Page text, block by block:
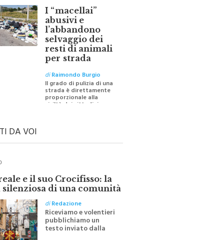
I “macellai”
abusivi e
l’abbandono
selvaggio dei
resti di animali
per strada
diRaimondo Burgio
Il grado di pulizia di una
strada è direttamente
proporzionale alla
civiltà dei cittadini
DA VOI
e il suo Crocifisso: la
di una comunità
diRedazione
Riceviamo e volentieri
pubblichiamo un
testo inviato dalla
scrittrice monrealese